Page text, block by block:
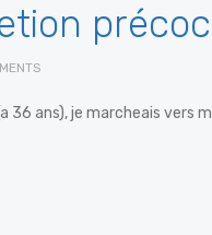
36 ans), je marcheais vers